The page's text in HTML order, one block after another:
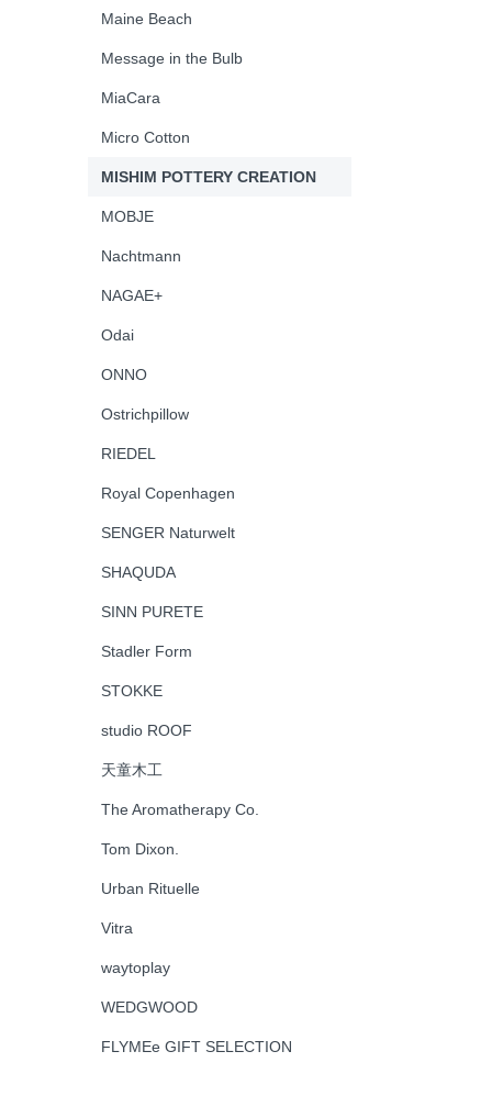
Maine Beach
Message in the Bulb
MiaCara
Micro Cotton
MISHIM POTTERY CREATION
MOBJE
Nachtmann
NAGAE+
Odai
ONNO
Ostrichpillow
RIEDEL
Royal Copenhagen
SENGER Naturwelt
SHAQUDA
SINN PURETE
Stadler Form
STOKKE
studio ROOF
天童木工
The Aromatherapy Co.
Tom Dixon.
Urban Rituelle
Vitra
waytoplay
WEDGWOOD
FLYMEe GIFT SELECTION